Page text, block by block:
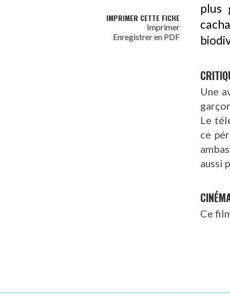
IMPRIMER CETTE FICHE
Imprimer
Enregistrer en PDF
plus
Une
Le
ce
aussi
Ce